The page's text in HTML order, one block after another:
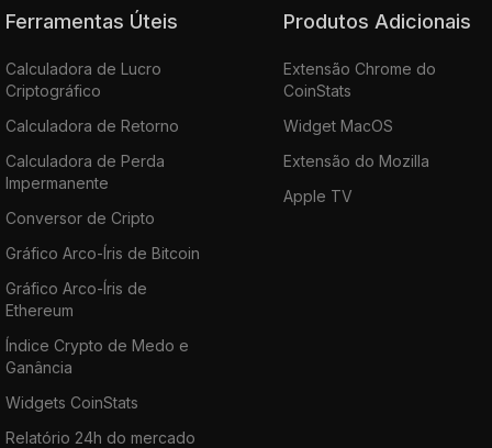
Ferramentas Úteis
Calculadora de Lucro
Criptográfico
Calculadora de Retorno
Calculadora de Perda
Impermanente
Conversor de Cripto
Gráfico Arco-Íris de Bitcoin
Gráfico Arco-Íris de
Ethereum
Índice Crypto de Medo e
Ganância
Widgets CoinStats
Relatório 24h do mercado
Produtos Adicionais
Extensão Chrome do
CoinStats
Widget MacOS
Extensão do Mozilla
Apple TV